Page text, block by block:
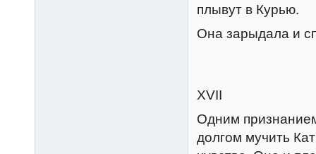
плывут в Курью.
Она зарыдала и
XVII
Одним
долгом мучить